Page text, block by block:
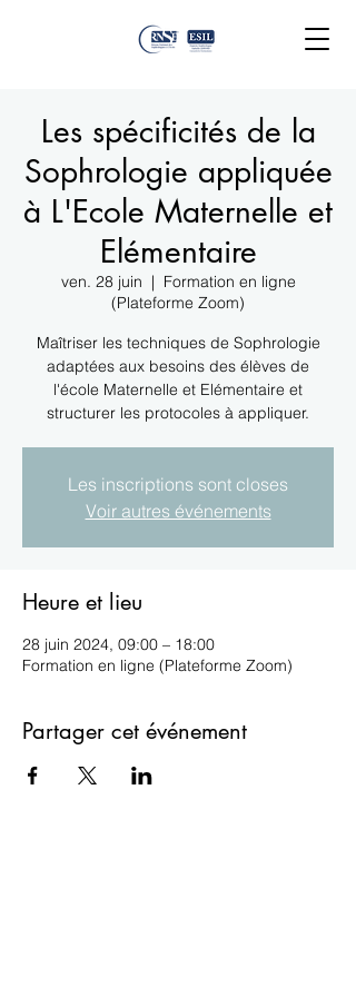
Les spécificités de la
Sophrologie appliquée
à L'Ecole Maternelle et
Elémentaire
ven. 28 juin
  |
Formation en ligne
(Plateforme Zoom)
Maîtriser les techniques de Sophrologie
adaptées aux besoins des élèves de
l'école Maternelle et Elémentaire et
structurer les protocoles à appliquer.
Les inscriptions sont closes
Voir autres événements
Heure et lieu
28 juin 2024, 09:00 – 18:00
Formation en ligne (Plateforme Zoom)
Partager cet événement